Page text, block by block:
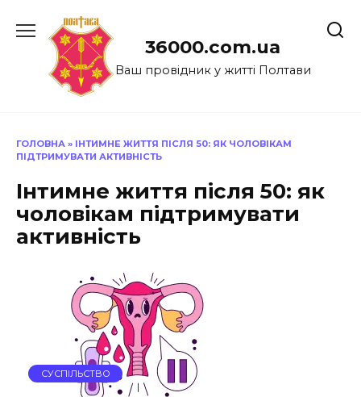
до
36000.com.ua
Ваш провідник у житті Полтави
ГОЛОВНА » ІНТИМНЕ ЖИТТЯ ПІСЛЯ 50: ЯК ЧОЛОВІКАМ
ПІДТРИМУВАТИ АКТИВНІСТЬ
Інтимне життя після 50: як
чоловікам підтримувати
активність
СУСПІЛЬСТВО